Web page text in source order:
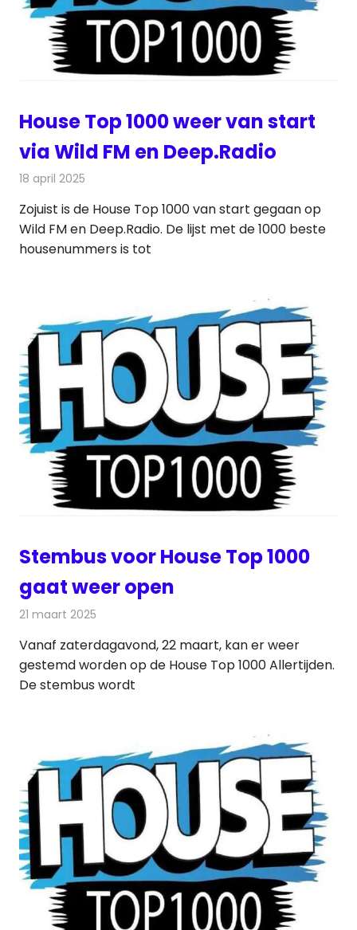
House Top 1000 weer van start
via Wild FM en Deep.Radio
18 april 2025
Zojuist is de House Top 1000 van start gegaan op
Wild FM en Deep.Radio. De lijst met de 1000 beste
housenummers is tot
Stembus voor House Top 1000
gaat weer open
21 maart 2025
Vanaf zaterdagavond, 22 maart, kan er weer
gestemd worden op de House Top 1000 Allertijden.
De stembus wordt